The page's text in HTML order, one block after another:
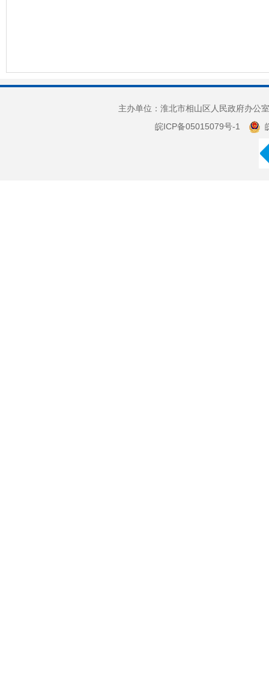
主办单位：淮北市相山区人民政府办
皖ICP备05015079号-1